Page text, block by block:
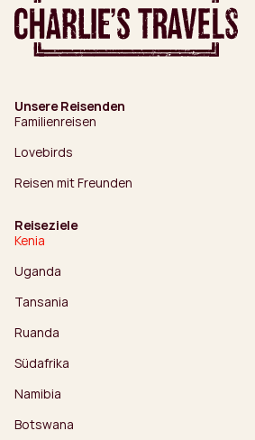
Unsere Reisenden
Familienreisen
Lovebirds
Reisen mit Freunden
Reiseziele
Kenia
Uganda
Tansania
Ruanda
Südafrika
Namibia
Botswana